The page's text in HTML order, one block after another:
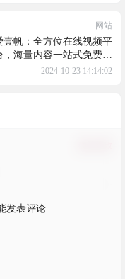
网站
壹帆：全方位在线视频平
，海量内容一站式免费观
，包括最新的电影、电视
2024-10-23 14:14:02
发表评论